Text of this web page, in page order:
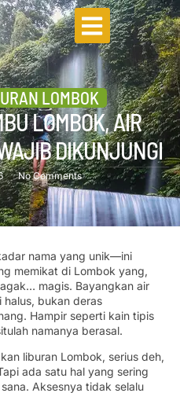
LOMBOK
LOMBOK, AIR
DIKUNJUNGI
No Comments
nama yang unik—ini
memikat di Lombok yang,
magis. Bayangkan air
bukan deras
Hampir seperti kain tipis
namanya berasal.
liburan Lombok, serius deh,
ada satu hal yang sering
Aksesnya tidak selalu